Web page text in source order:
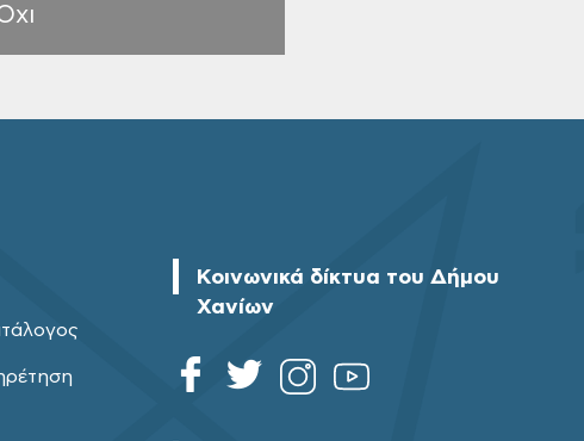
Κοινωνικά δίκτυα του Δήμου
Χανίων